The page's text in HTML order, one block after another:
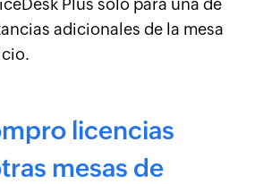
Plus solo para una de
adicionales de la mesa
licencias
mesas de